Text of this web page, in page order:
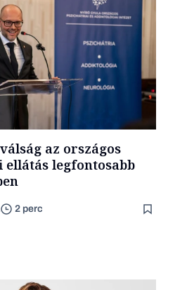
az országos
legfontosabb
2 perc